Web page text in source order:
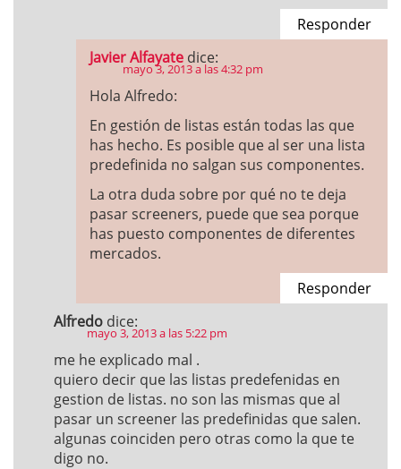
Responder
Javier Alfayate dice:
mayo 3, 2013 a las 4:32 pm
Hola Alfredo:
En gestión de listas están todas las que
has hecho. Es posible que al ser una lista
predefinida no salgan sus componentes.
La otra duda sobre por qué no te deja
pasar screeners, puede que sea porque
has puesto componentes de diferentes
mercados.
Responder
Alfredo dice:
mayo 3, 2013 a las 5:22 pm
me he explicado mal .
quiero decir que las listas predefenidas en
gestion de listas. no son las mismas que al
pasar un screener las predefinidas que salen.
algunas coinciden pero otras como la que te
digo no.